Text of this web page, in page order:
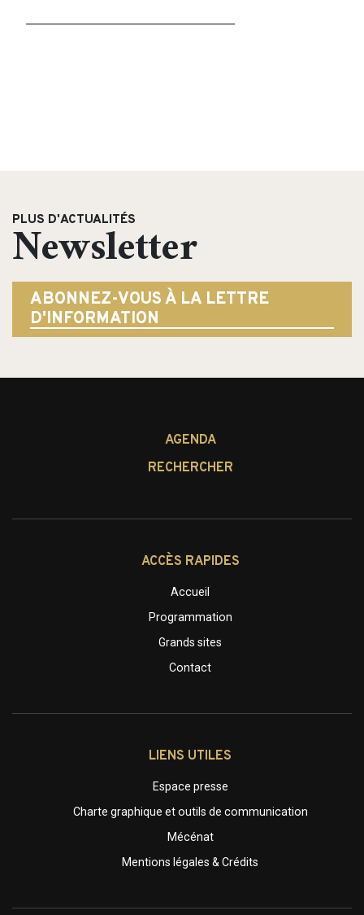
PLUS D'ACTUALITÉS
Newsletter
ABONNEZ-VOUS À LA LETTRE
D'INFORMATION
AGENDA
RECHERCHER
ACCÈS RAPIDES
Accueil
Programmation
Grands sites
Contact
LIENS UTILES
Espace presse
Charte graphique et outils de communication
Mécénat
Mentions légales & Crédits